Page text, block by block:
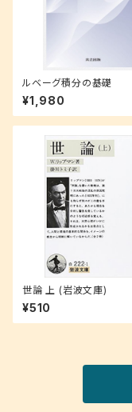
ルベーグ積分の基礎
¥1,980
世論 上 (岩波文庫)
¥510